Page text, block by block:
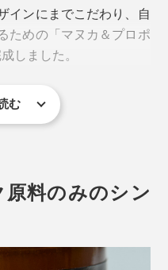
インにまでこだわり、自
ための「マヌカ＆プロポ
しました。
続ける「マヌカ＆プロポ
、平山さんが「のどスプ
した。
む
料のみのシン